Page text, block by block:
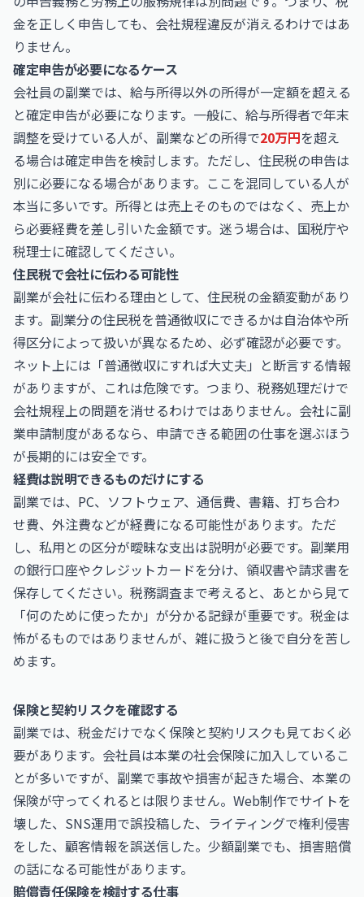
金を正しく申告しても、会社規程違反が消えるわけではあ
りません。
確定申告が必要になるケース
会社員の副業では、給与所得以外の所得が一定額を超える
と確定申告が必要になります。一般に、給与所得者で年末
調整を受けている人が、副業などの所得で20万円を超え
る場合は確定申告を検討します。ただし、住民税の申告は
別に必要になる場合があります。ここを混同している人が
本当に多いです。所得とは売上そのものではなく、売上か
ら必要経費を差し引いた金額です。迷う場合は、国税庁や
税理士に確認してください。
住民税で会社に伝わる可能性
副業が会社に伝わる理由として、住民税の金額変動があり
ます。副業分の住民税を普通徴収にできるかは自治体や所
得区分によって扱いが異なるため、必ず確認が必要です。
ネット上には「普通徴収にすれば大丈夫」と断言する情報
がありますが、これは危険です。つまり、税務処理だけで
会社規程上の問題を消せるわけではありません。会社に副
業申請制度があるなら、申請できる範囲の仕事を選ぶほう
が長期的には安全です。
経費は説明できるものだけにする
副業では、PC、ソフトウェア、通信費、書籍、打ち合わ
せ費、外注費などが経費になる可能性があります。ただ
し、私用との区分が曖昧な支出は説明が必要です。副業用
の銀行口座やクレジットカードを分け、領収書や請求書を
保存してください。税務調査まで考えると、あとから見て
「何のために使ったか」が分かる記録が重要です。税金は
怖がるものではありませんが、雑に扱うと後で自分を苦し
めます。
保険と契約リスクを確認する
副業では、税金だけでなく保険と契約リスクも見ておく必
要があります。会社員は本業の社会保険に加入しているこ
とが多いですが、副業で事故や損害が起きた場合、本業の
保険が守ってくれるとは限りません。Web制作でサイトを
壊した、SNS運用で誤投稿した、ライティングで権利侵害
をした、顧客情報を誤送信した。少額副業でも、損害賠償
の話になる可能性があります。
賠償責任保険を検討する仕事